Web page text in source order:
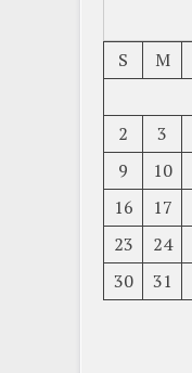
S
M
2
3
9
10
16
17
23
24
30
31